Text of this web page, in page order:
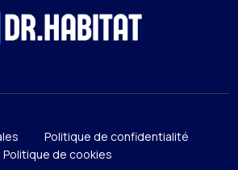
Politique de confidentialité
Politique de cookies